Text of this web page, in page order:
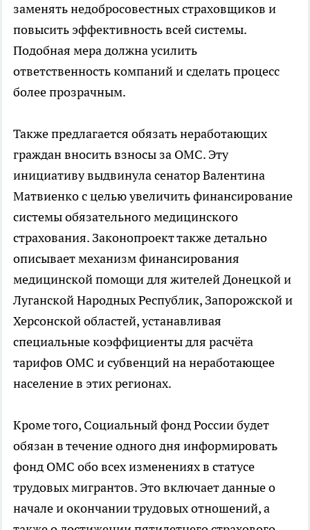
заменять недобросовестных страховщиков и
повысить эффективность всей системы.
Подобная мера должна усилить
ответственность компаний и сделать процесс
более прозрачным.
Также предлагается обязать неработающих
граждан вносить взносы за ОМС. Эту
инициативу выдвинула сенатор Валентина
Матвиенко с целью увеличить финансирование
системы обязательного медицинского
страхования. Законопроект также детально
описывает механизм финансирования
медицинской помощи для жителей Донецкой и
Луганской Народных Республик, Запорожской и
Херсонской областей, устанавливая
специальные коэффициенты для расчёта
тарифов ОМС и субвенций на неработающее
население в этих регионах.
Кроме того, Социальный фонд России будет
обязан в течение одного дня информировать
фонд ОМС обо всех изменениях в статусе
трудовых мигрантов. Это включает данные о
начале и окончании трудовых отношений, а